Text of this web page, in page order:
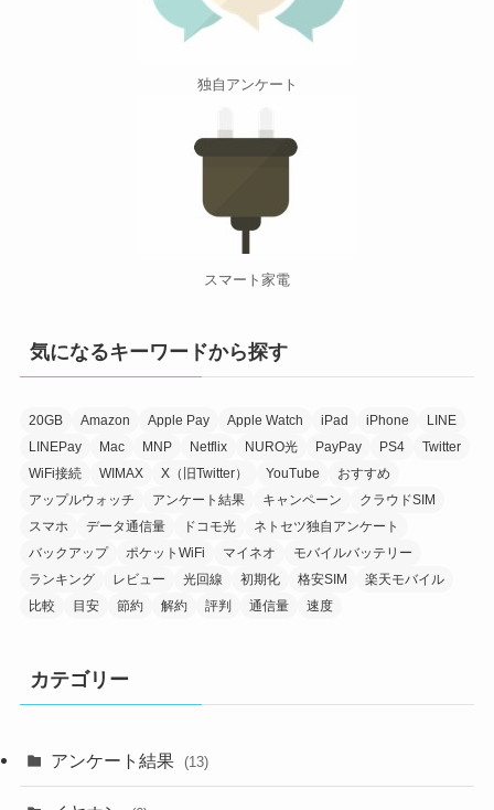
独自アンケート
スマート家電
気になるキーワードから探す
20GB Amazon Apple Pay Apple Watch iPad iPhone
LINE
LINEPay
Mac MNP Netflix NURO光 PayPay PS4
Twitter
WiFi接続
WIMAX X（旧Twitter） YouTube
おすすめ
アップルウォッチ
アンケート結果 キャンペーン
クラウドSIM
スマホ
データ通信量 ドコモ光
ネトセツ独自アンケート
バックアップ
ポケットWiFi マイネオ
モバイルバッテリー
ランキング
レビュー 光回線 初期化 格安SIM
楽天モバイル
比較
目安 節約 解約 評判 通信量 速度
カテゴリー
アンケート結果 (13)